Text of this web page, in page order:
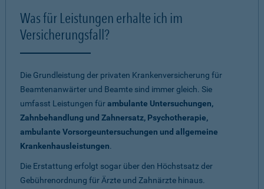
Was für Leistungen erhalte ich im
Versicherungsfall?
Die Grundleistung der privaten Krankenversicherung für
Beamtenanwärter und Beamte sind immer gleich. Sie
umfasst Leistungen fürambulante Untersuchungen,
Zahnbehandlung und Zahnersatz, Psychotherapie,
ambulante Vorsorgeuntersuchungen und allgemeine
Krankenhausleistungen.
Die Erstattung erfolgt sogar über den Höchstsatz der
Gebührenordnung für Ärzte und Zahnärzte hinaus.